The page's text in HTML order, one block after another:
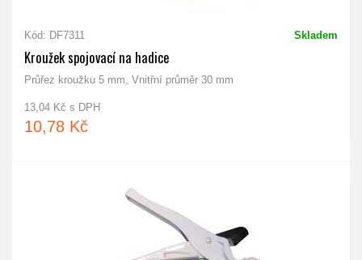
Kód: DF7311 Skladem
Kroužek spojovací na hadice
Průřez kroužku 5 mm, Vnitřní průměr 30 mm
13,04 Kč s DPH
10,78 Kč